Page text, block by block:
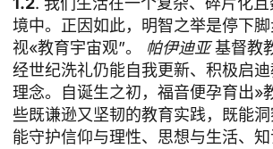
境中。正因如此，明智之举是停下
视«教育宇宙观”。 帕伊迪亚基督教
经世纪洗礼仍能自我更新、积极启
理念。自诞生之初，福音便孕育出
些既谦逊又坚韧的教育实践，既能
能守护信仰与理性、思想与生活、